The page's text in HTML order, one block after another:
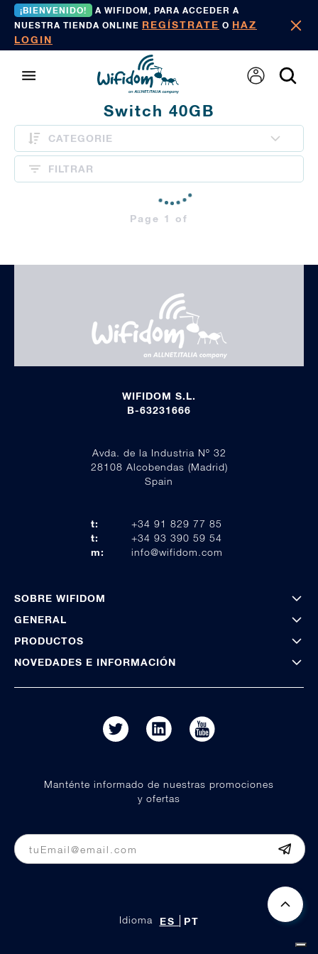
¡BIENVENIDO!
A WIFIDOM, PARA ACCEDER A
NUESTRA TIENDA ONLINE REGÍSTRATE O HAZ
LOGIN
Switch 40GB
CATEGORIE
FILTRAR
Page 1 of
WIFIDOM S.L.
B-63231666
Avda. de la Industria Nº 32
28108 Alcobendas (Madrid)
Spain
t:
+34 91 829 77 85
t:
+34 93 390 59 54
m:
info@wifidom.com
SOBRE WIFIDOM
GENERAL
PRODUCTOS
NOVEDADES E INFORMACIÓN
Idioma ES PT
Manténte informado de nuestras promociones
y ofertas